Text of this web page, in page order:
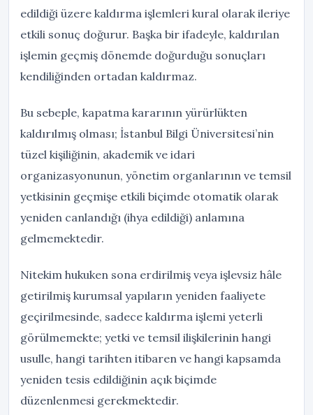
edildiği üzere kaldırma işlemleri kural olarak ileriye
etkili sonuç doğurur. Başka bir ifadeyle, kaldırılan
işlemin geçmiş dönemde doğurduğu sonuçları
kendiliğinden ortadan kaldırmaz.
Bu sebeple, kapatma kararının yürürlükten
kaldırılmış olması; İstanbul Bilgi Üniversitesi’nin
tüzel kişiliğinin, akademik ve idari
organizasyonunun, yönetim organlarının ve temsil
yetkisinin geçmişe etkili biçimde otomatik olarak
yeniden canlandığı (ihya edildiği) anlamına
gelmemektedir.
Nitekim hukuken sona erdirilmiş veya işlevsiz hâle
getirilmiş kurumsal yapıların yeniden faaliyete
geçirilmesinde, sadece kaldırma işlemi yeterli
görülmemekte; yetki ve temsil ilişkilerinin hangi
usulle, hangi tarihten itibaren ve hangi kapsamda
yeniden tesis edildiğinin açık biçimde
düzenlenmesi gerekmektedir.